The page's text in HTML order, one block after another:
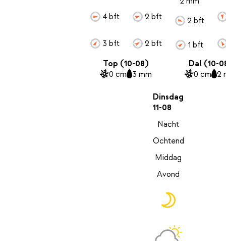
4 bft
3 bft
2 bft
2 bft
2 bft
1 bft
Top (10-08)
0 cm 3 mm
Dal (10-
0 cm 2
Dinsdag
11-08
Nacht
Ochtend
Middag
Avond